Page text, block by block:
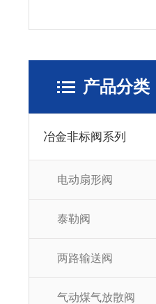
产品分类
冶金非标阀系列
电动扇形阀
泰勒阀
两路输送阀
气动煤气放散阀